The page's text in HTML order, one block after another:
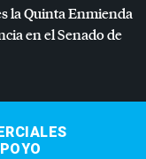
la Quinta Enmienda
en el Senado de